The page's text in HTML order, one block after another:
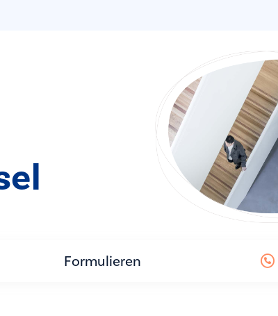
Formulieren